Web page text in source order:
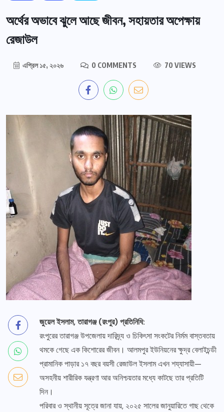
অর্থের অভাবে ঝুলে আছে জীবন, সহায়তার অপেক্ষায়
রেজাউল
এপ্রিল ১৫, ২০২৬ 0 COMMENTS 70 VIEWS
জুয়েল ইসলাম, তারাগঞ্জ (রংপুর) প্রতিনিধি:
রংপুরের তারাগঞ্জ উপজেলায় দারিদ্র্য ও চিকিৎসা সংকটের নির্মম বাস্তবতায়
থমকে গেছে এক কিশোরের জীবন। আলমপুর ইউনিয়নের ক্ষুদ্র বেলাইচন্ডী
প্রামানিক পাড়ার ১৭ বছর বয়সী রেজাউল ইসলাম এখন শয্যাসায়ী—
অসহনীয় শারীরিক যন্ত্রণা আর অনিশ্চয়তার মধ্যে কাটছে তার প্রতিটি
দিন।
পরিবার ও স্থানীয় সূত্রে জানা যায়, ২০২৫ সালের জানুয়ারিতে গাছ থেকে